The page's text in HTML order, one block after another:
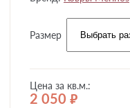
Размер
Цена за кв.м.:
2 050 руб.